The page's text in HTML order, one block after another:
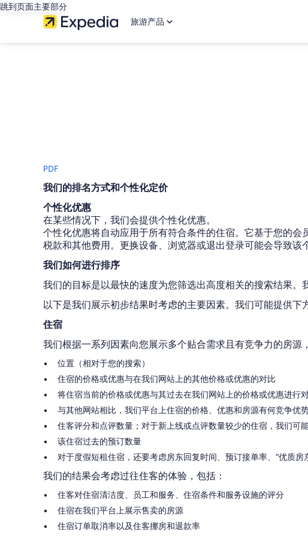
跳到页面主要部分
旅游产品
PDF
我们的排名方式和个性化定价
个性化优惠
在某些情况下，我们会提供个性化优惠。
个性化优惠将自动应用于所有符合条件的住宿。它基于您的
税款和其他费用。更换设备、浏览器或退出登录可能会导致
我们如何进行排序
我们的目标是以最快的速度为您筛选出高度相关的搜索结果。
以下是我们展示初步结果时考虑的主要因素。我们可能提供下
住宿
我们根据一系列因素向您展示多个贴合需求且有竞争力的房源
位置（相对于您的搜索）
住宿的价格或优惠与在我们网站上的其他价格或优惠的对比
将住宿当前的价格或优惠与其过去在我们网站上的价格或优惠进
与其他网站相比，我们平台上住宿的价格、优惠和房源有何竞争优
住客评分和点评数量；对于新上线或点评数量较少的住宿，我们可
该住宿过去的预订数量
对于度假短租住宿，还要考虑房东回复时间、预订接单率、“优质
我们的结果会考虑过往住客的体验，包括：
住客对住宿清洁度、员工和服务、住宿条件和服务设施的评分
住宿在我们平台上展示售卖的房源
住宿订单取消率以及住客挪房和退款率